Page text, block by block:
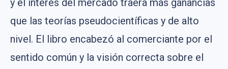
y el interés del mercado traerá más ganancias
que las teorías pseudocientíficas y de alto
nivel. El libro encabezó al comerciante por el
sentido común y la visión correcta sobre el